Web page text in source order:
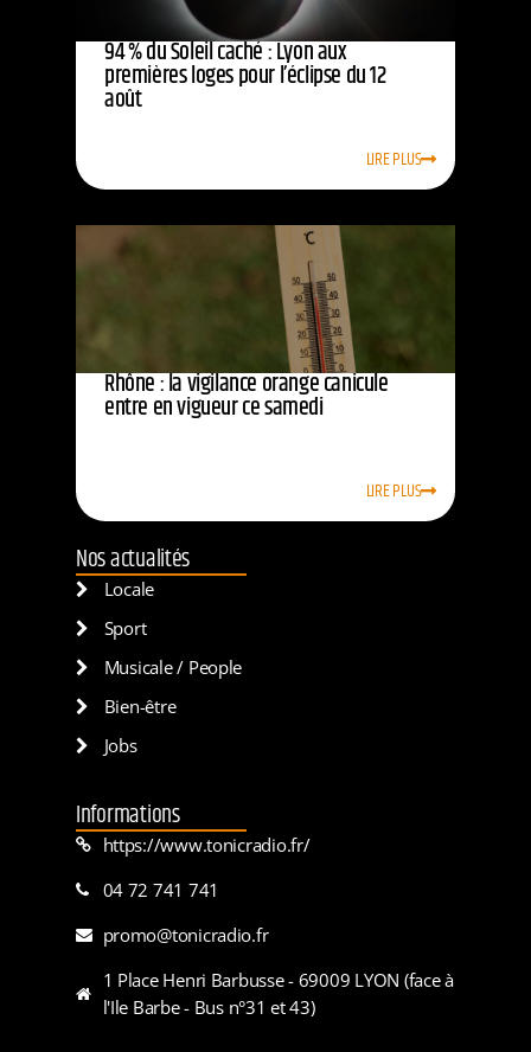
94 % du Soleil caché : Lyon aux
premières loges pour l’éclipse du 12
août
LIRE PLUS
Rhône : la vigilance orange canicule
entre en vigueur ce samedi
LIRE PLUS
Nos actualités
Locale
Sport
Musicale / People
Bien-être
Jobs
Informations
https://www.tonicradio.fr/
04 72 741 741
promo@tonicradio.fr
1 Place Henri Barbusse - 69009 LYON (face à
l'Ile Barbe - Bus n°31 et 43)